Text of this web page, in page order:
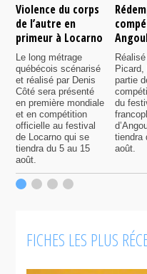
Violence du corps
de l’autre en
primeur à Locarno
Le long métrage
québécois scénarisé
et réalisé par Denis
Côté sera présenté
en première mondiale
et en compétition
officielle au festival
de Locarno qui se
tiendra du 5 au 15
août.
partie
du
tiendra
août.
FICHES LES PLUS